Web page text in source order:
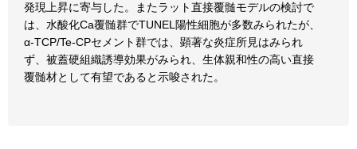
発現上昇に寄与した。またラット直接覆髄モデルの検討で
は、水酸化Ca覆髄群でTUNEL陽性細胞が多数みられたが、
α-TCP/Te-CPセメント群では、顕著な炎症所見はみられ
ず、被蓋硬組織誘導効果がみられ、生体親和性の高い直接
覆髄材として有望であると示唆された。